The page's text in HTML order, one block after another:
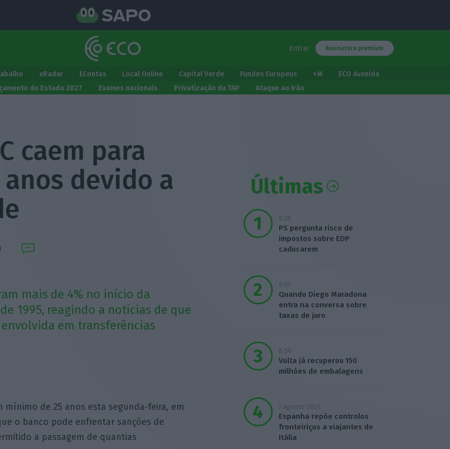
Entrar Assinatura premium
eRadar EContas Local Online Capital Verde Fundos Europeus +M
ECO Avenida
do Estado 2027 Exames nacionais Privatização da TAP Ataque ao Irão
caem para
devido a
mais de 4% no início da
1995, reagindo a notícias de que
em transferências
mínimo de 25 anos esta segunda-feira, em
o banco pode enfrentar sanções de
a passagem de quantias
Últimas
9:28
PS pergunta risco de
impostos sobre EDP
caducarem
9:07
Quando Diego Maradona
entra na conversa sobre
taxas de juro
8:59
Volta já recuperou 150
milhões de embalagens
7 Agosto 2026
Espanha repõe controlos
fronteiriços a viajantes de
Itália